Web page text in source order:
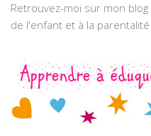
Retrouvez-moi sur mon
de l'enfant et à la parentalité